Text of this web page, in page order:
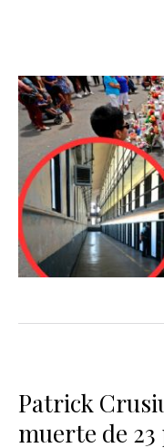
Patrick
muerte de